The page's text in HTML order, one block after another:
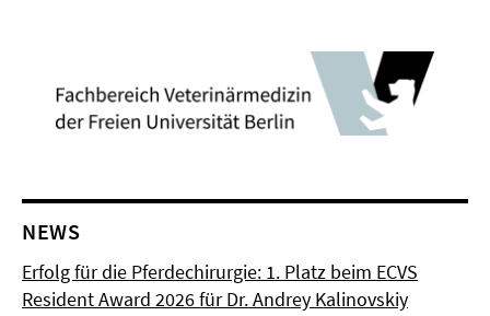
NEWS
Erfolg für die Pferdechirurgie: 1. Platz beim ECVS
Resident Award 2026 für Dr. Andrey Kalinovskiy